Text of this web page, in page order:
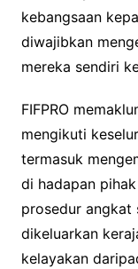
kebangsaan
diwajibkan
mereka sendiri
FIFPRO
mengikuti
termasuk
di hadapan
prosedur angkat
dikeluarkan
kelayakan